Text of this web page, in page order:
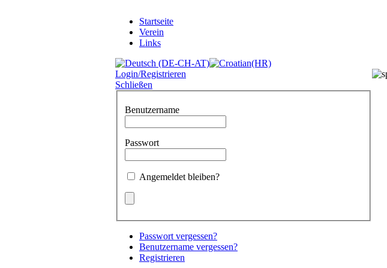
Startseite
Verein
Links
Login/Registrieren
Schließen
Benutzername
Passwort
Angemeldet bleiben?
Passwort vergessen?
Benutzername vergessen?
Registrieren